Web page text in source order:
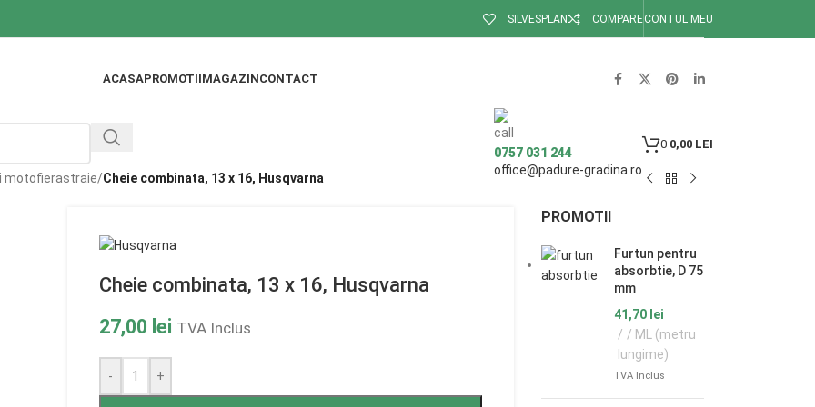
SILVESPLAN COMPARECONTUL MEU
ACASAPROMOTIIMAGAZINCONTACT
0757 031 244
office@padure-gradina.ro
0 0,00 LEI
motofierastraie/Cheie combinata, 13 x 16, Husqvarna
Cheie combinata, 13 x 16, Husqvarna
27,00 lei TVA Inclus
- +
PROMOTII
Furtun pentru
absorbtie, D 75
mm
41,70 lei
/ ML (metru
lungime)
TVA Inclus